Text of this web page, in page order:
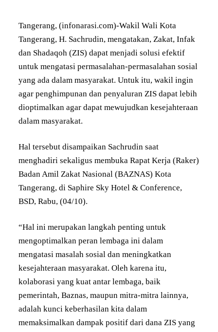
Tangerang, (infonarasi.com)-Wakil Wali Kota
Tangerang, H. Sachrudin, mengatakan, Zakat, Infak
dan Shadaqoh (ZIS) dapat menjadi solusi efektif
untuk mengatasi permasalahan-permasalahan sosial
yang ada dalam masyarakat. Untuk itu, wakil ingin
agar penghimpunan dan penyaluran ZIS dapat lebih
dioptimalkan agar dapat mewujudkan kesejahteraan
dalam masyarakat.
Hal tersebut disampaikan Sachrudin saat
menghadiri sekaligus membuka Rapat Kerja (Raker)
Badan Amil Zakat Nasional (BAZNAS) Kota
Tangerang, di Saphire Sky Hotel & Conference,
BSD, Rabu, (04/10).
“Hal ini merupakan langkah penting untuk
mengoptimalkan peran lembaga ini dalam
mengatasi masalah sosial dan meningkatkan
kesejahteraan masyarakat. Oleh karena itu,
kolaborasi yang kuat antar lembaga, baik
pemerintah, Baznas, maupun mitra-mitra lainnya,
adalah kunci keberhasilan kita dalam
memaksimalkan dampak positif dari dana ZIS yang